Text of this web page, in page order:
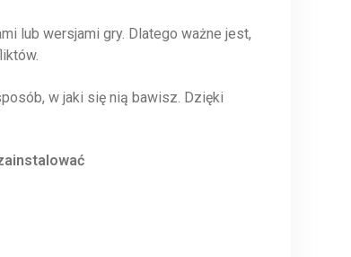
lub wersjami gry. Dlatego ważne jest,
w jaki się nią bawisz. Dzięki